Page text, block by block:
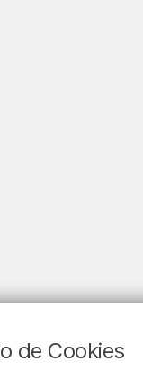
de Cookies